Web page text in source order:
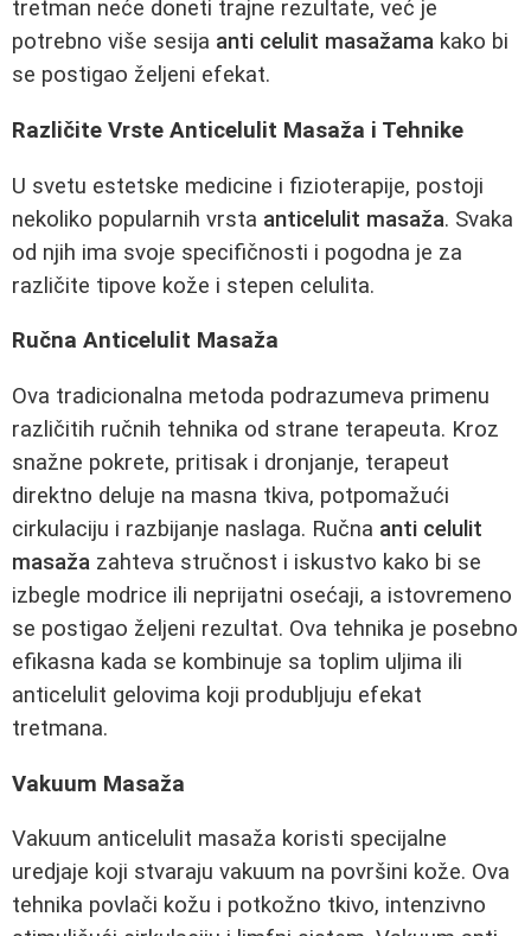
tretman neće doneti trajne rezultate, već je
potrebno više sesija anti celulit masažama kako bi
se postigao željeni efekat.
Različite Vrste Anticelulit Masaža i Tehnike
U svetu estetske medicine i fizioterapije, postoji
nekoliko popularnih vrsta anticelulit masaža. Svaka
od njih ima svoje specifičnosti i pogodna je za
različite tipove kože i stepen celulita.
Ručna Anticelulit Masaža
Ova tradicionalna metoda podrazumeva primenu
različitih ručnih tehnika od strane terapeuta. Kroz
snažne pokrete, pritisak i dronjanje, terapeut
direktno deluje na masna tkiva, potpomažući
cirkulaciju i razbijanje naslaga. Ručna anti celulit
masaža zahteva stručnost i iskustvo kako bi se
izbegle modrice ili neprijatni osećaji, a istovremeno
se postigao željeni rezultat. Ova tehnika je posebno
efikasna kada se kombinuje sa toplim uljima ili
anticelulit gelovima koji produbljuju efekat
tretmana.
Vakuum Masaža
Vakuum anticelulit masaža koristi specijalne
uredjaje koji stvaraju vakuum na površini kože. Ova
tehnika povlači kožu i potkožno tkivo, intenzivno